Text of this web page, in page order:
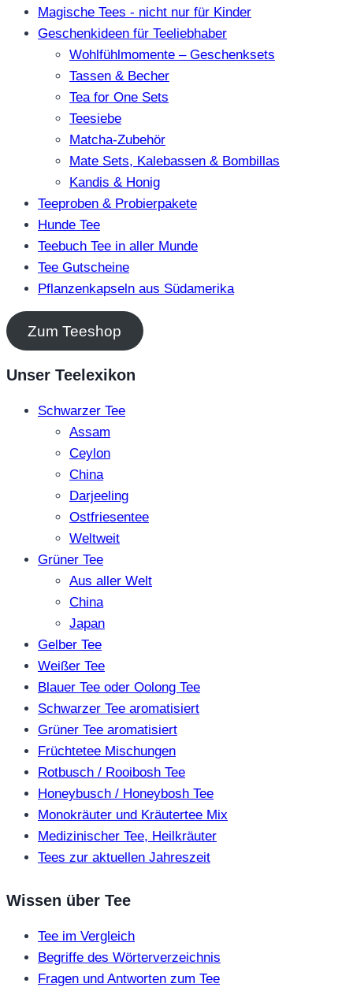
Magische Tees - nicht nur für Kinder
Geschenkideen für Teeliebhaber
Wohlfühlmomente – Geschenksets
Tassen & Becher
Tea for One Sets
Teesiebe
Matcha-Zubehör
Mate Sets, Kalebassen & Bombillas
Kandis & Honig
Teeproben & Probierpakete
Hunde Tee
Teebuch Tee in aller Munde
Tee Gutscheine
Pflanzenkapseln aus Südamerika
Zum Teeshop
Unser Teelexikon
Schwarzer Tee
Assam
Ceylon
China
Darjeeling
Ostfriesentee
Weltweit
Grüner Tee
Aus aller Welt
China
Japan
Gelber Tee
Weißer Tee
Blauer Tee oder Oolong Tee
Schwarzer Tee aromatisiert
Grüner Tee aromatisiert
Früchtetee Mischungen
Rotbusch / Rooibosh Tee
Honeybusch / Honeybosh Tee
Monokräuter und Kräutertee Mix
Medizinischer Tee, Heilkräuter
Tees zur aktuellen Jahreszeit
Wissen über Tee
Tee im Vergleich
Begriffe des Wörterverzeichnis
Fragen und Antworten zum Tee